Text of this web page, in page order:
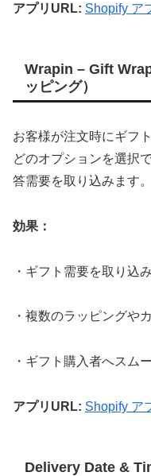
アプリURL: Shopify ア
Wrapin – Gift
ッピング）
お客様が注文時にギフ
どのオプションを選択
答需要を取り込みます。
効果：
・ギフト需要を取り込
・複数のラッピングや
・ギフト購入者へスム
アプリURL: Shopify ア
Delivery Date &